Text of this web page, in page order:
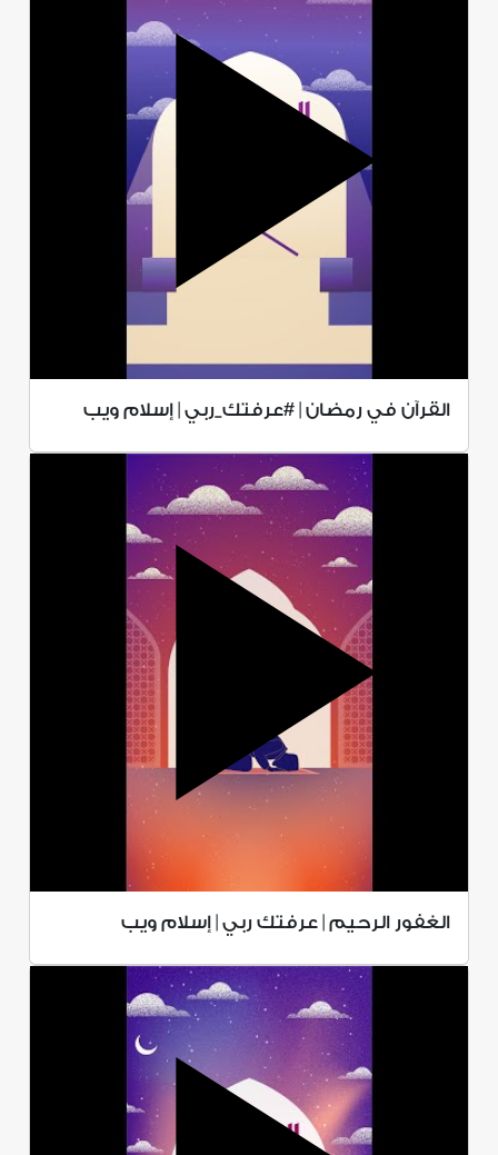
القرآن في رمضان | #عرفتك_ربي | إسلام ويب
الغفور الرحيم | عرفتك ربي | إسلام ويب